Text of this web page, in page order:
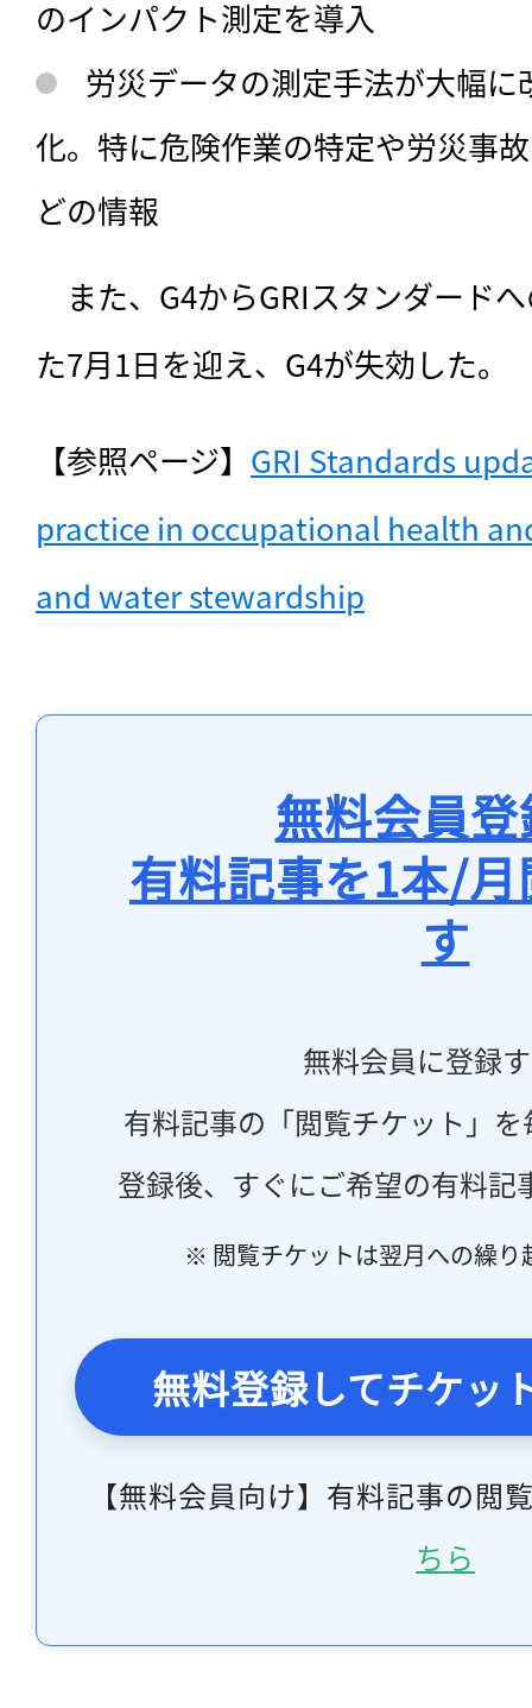
のインパクト測定を導入
労災データの測定手法が大幅
化。特に危険作業の特定や労災事
どの情報
また、G4からGRIスタンダード
た7月1日を迎え、G4が失効した。
【参照ページ】 GRI Standards
practice in occupational health
and water stewardship
無料会員
有料記事を1本/
す
無料会員に登録
有料記事の「閲覧チケット」
登録後、すぐにご希望の有料記
※ 閲覧チケットは翌月への繰り
無料登録してチケッ
【無料会員向け】有料記事の閲
ちら